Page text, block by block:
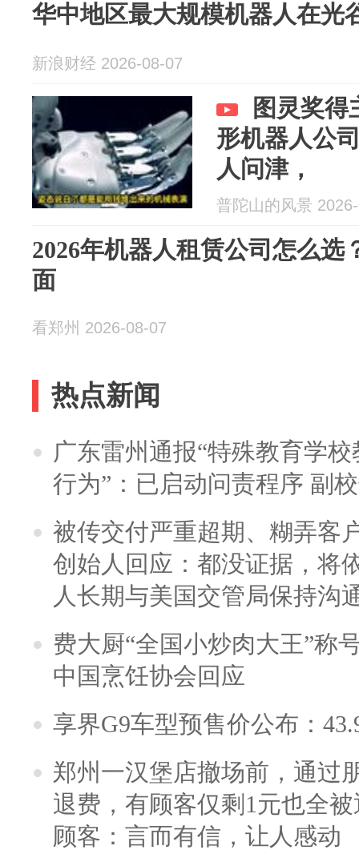
华中地区最大规模机器人在光
新浪财经 2026-08-07
图灵奖得
形机器人公
人问津，
普陀山的风景
2026年机器人租赁公司怎么选
面
看郑州 2026-08-07
热点新闻
广东雷州通报“特殊教育学
行为”：已启动问责程序 副
被传交付严重超期、糊弄客
创始人回应：都没证据，将
人长期与美国交管局保持沟
费大厨“全国小炒肉大王”称
中国烹饪协会回应
享界G9车型预售价公布：
郑州一汉堡店撤场前，通过
退费，有顾客仅剩1元也全
顾客：言而有信，让人感动